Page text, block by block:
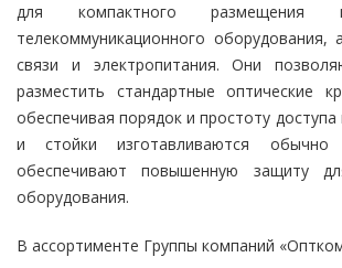
для компактного размещения
телекоммуникационного
связи и электропитания. Они
разместить стандартные оптические
обеспечивая порядок и простоту
и стойки изготавливаются
обеспечивают повышенную защиту
оборудования.
В ассортименте Группы компаний